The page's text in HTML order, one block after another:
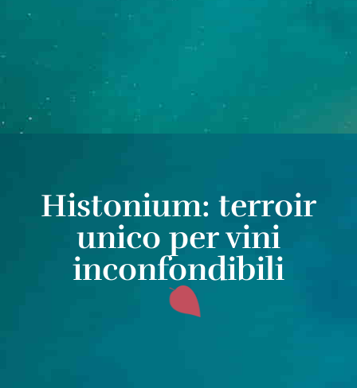
Histonium: terroir
unico per vini
inconfondibili